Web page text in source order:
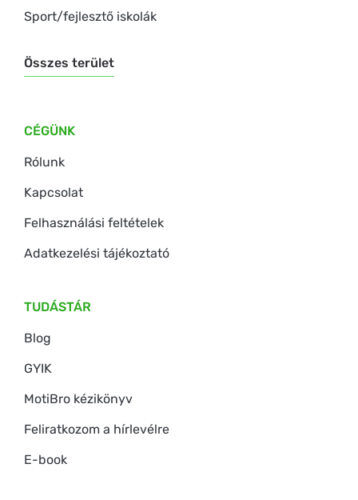
Sport/fejlesztő iskolák
Összes terület
CÉGÜNK
Rólunk
Kapcsolat
Felhasználási feltételek
Adatkezelési tájékoztató
TUDÁSTÁR
Blog
GYIK
MotiBro kézikönyv
Feliratkozom a hírlevélre
E-book